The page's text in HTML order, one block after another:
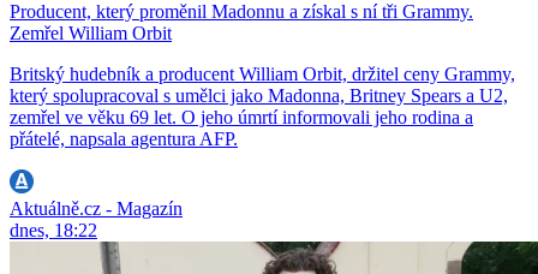
Producent, který proměnil Madonnu a získal s ní tři Grammy.
Zemřel William Orbit
Britský hudebník a producent William Orbit, držitel ceny Grammy,
který spolupracoval s umělci jako Madonna, Britney Spears a U2,
zemřel ve věku 69 let. O jeho úmrtí informovali jeho rodina a
přátelé, napsala agentura AFP.
Aktuálně.cz - Magazín
dnes, 18:22